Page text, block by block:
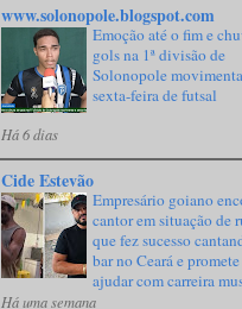
www.solonopole.blogspot.com
Emoção até o fim e
gols na 1ª divisão de
Solonopole
sexta-feira de futsal
Há 6 dias
Cide Estevão
Empresário goiano
cantor em situação de
que fez sucesso
bar no Ceará e promete
ajudar com carreira
Há uma semana